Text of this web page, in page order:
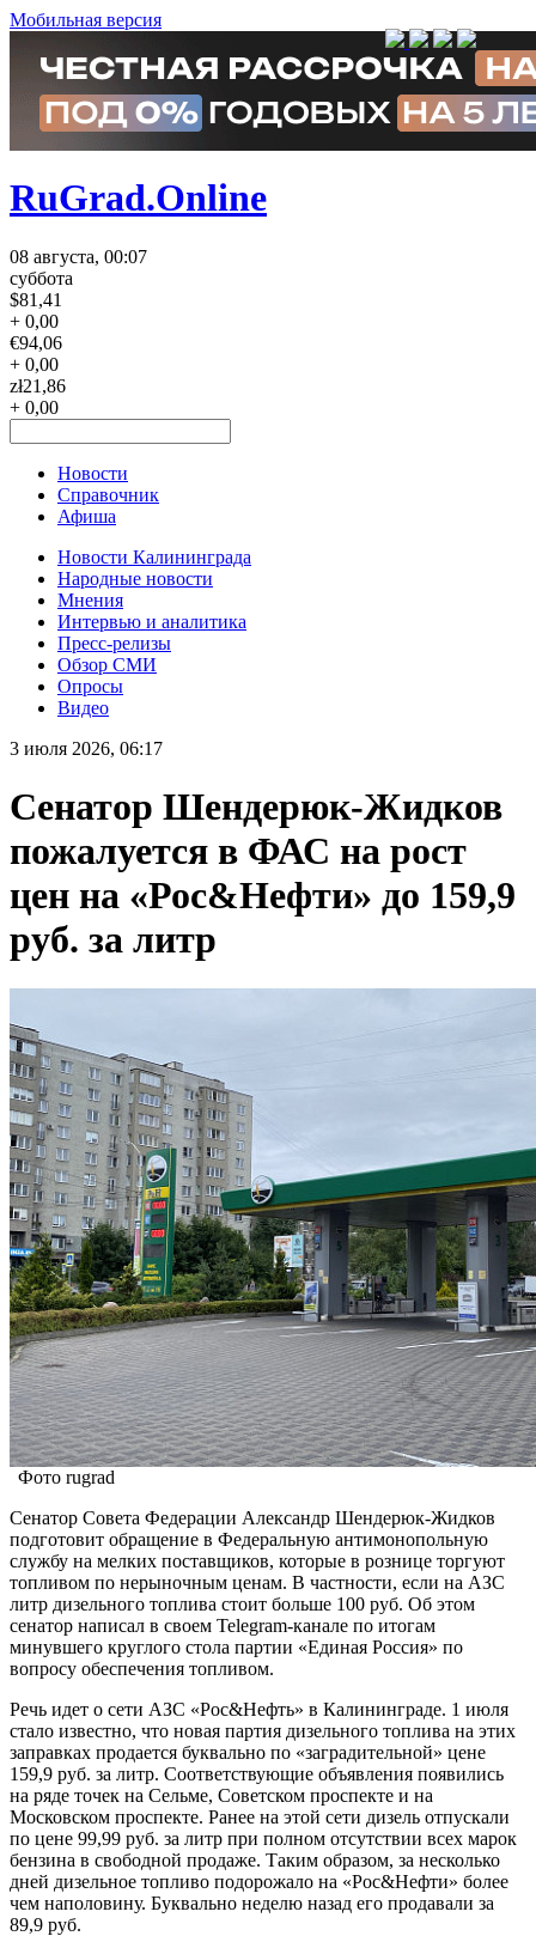
Мобильная версия
RuGrad.Online
08 августа, 00:07
суббота
$81,41
+ 0,00
€94,06
+ 0,00
zł21,86
+ 0,00
Новости
Справочник
Афиша
Новости Калининграда
Народные новости
Мнения
Интервью и аналитика
Пресс-релизы
Обзор СМИ
Опросы
Видео
3 июля 2026, 06:17
Сенатор Шендерюк-Жидков
пожалуется в ФАС на рост
цен на «Рос&Нефти» до 159,9
руб. за литр
Фото rugrad
Сенатор Совета Федерации Александр Шендерюк-Жидков
подготовит обращение в Федеральную антимонопольную
службу на мелких поставщиков, которые в рознице торгуют
топливом по нерыночным ценам. В частности, если на АЗС
литр дизельного топлива стоит больше 100 руб. Об этом
сенатор написал в своем Telegram-канале по итогам
минувшего круглого стола партии «Единая Россия» по
вопросу обеспечения топливом.
Речь идет о сети АЗС «Рос&Нефть» в Калининграде. 1 июля
стало известно, что новая партия дизельного топлива на этих
заправках продается буквально по «заградительной» цене
159,9 руб. за литр. Соответствующие объявления появились
на ряде точек на Сельме, Советском проспекте и на
Московском проспекте. Ранее на этой сети дизель отпускали
по цене 99,99 руб. за литр при полном отсутствии всех марок
бензина в свободной продаже. Таким образом, за несколько
дней дизельное топливо подорожало на «Рос&Нефти» более
чем наполовину. Буквально неделю назад его продавали за
89,9 руб.